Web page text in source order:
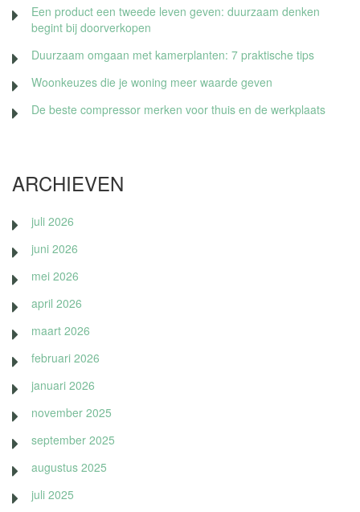
Een product een tweede leven geven: duurzaam denken
begint bij doorverkopen
Duurzaam omgaan met kamerplanten: 7 praktische tips
Woonkeuzes die je woning meer waarde geven
De beste compressor merken voor thuis en de werkplaats
ARCHIEVEN
juli 2026
juni 2026
mei 2026
april 2026
maart 2026
februari 2026
januari 2026
november 2025
september 2025
augustus 2025
juli 2025